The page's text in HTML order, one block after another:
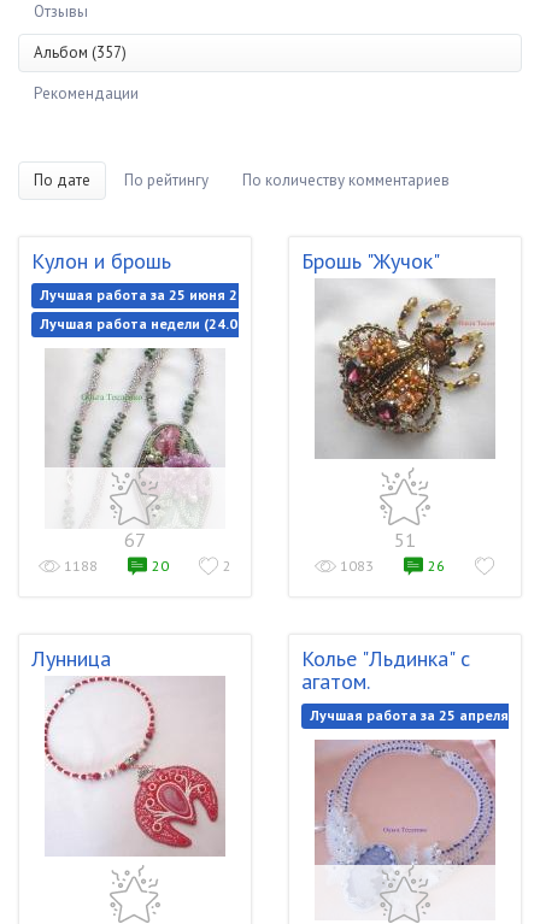
Отзывы
Альбом (357)
Рекомендации
По дате По рейтингу По количеству комментариев
Кулон и брошь
Лучшая работа за 25 июня 2019
Лучшая работа недели (24.06.2019-01.07.2019)
67
1188 20 2
Брошь "Жучок"
51
1083 26
Лунница
Колье "Льдинка" с
агатом.
Лучшая работа за 25 апреля